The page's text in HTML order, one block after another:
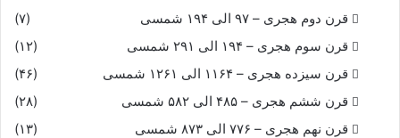
قرن دوم هجری – ۹۷ الی ۱۹۴ شمسی
(۷)
قرن سوم هجری – ۱۹۴ الی ۲۹۱ شمسی
(۱۲)
قرن سیزده هجری – ۱۱۶۴ الی ۱۲۶۱ شمسی
(۴۶)
قرن ششم هجری – ۴۸۵ الی ۵۸۲ شمسی
(۲۸)
قرن نهم هجری – ۷۷۶ الی ۸۷۳ شمسی
(۱۳)